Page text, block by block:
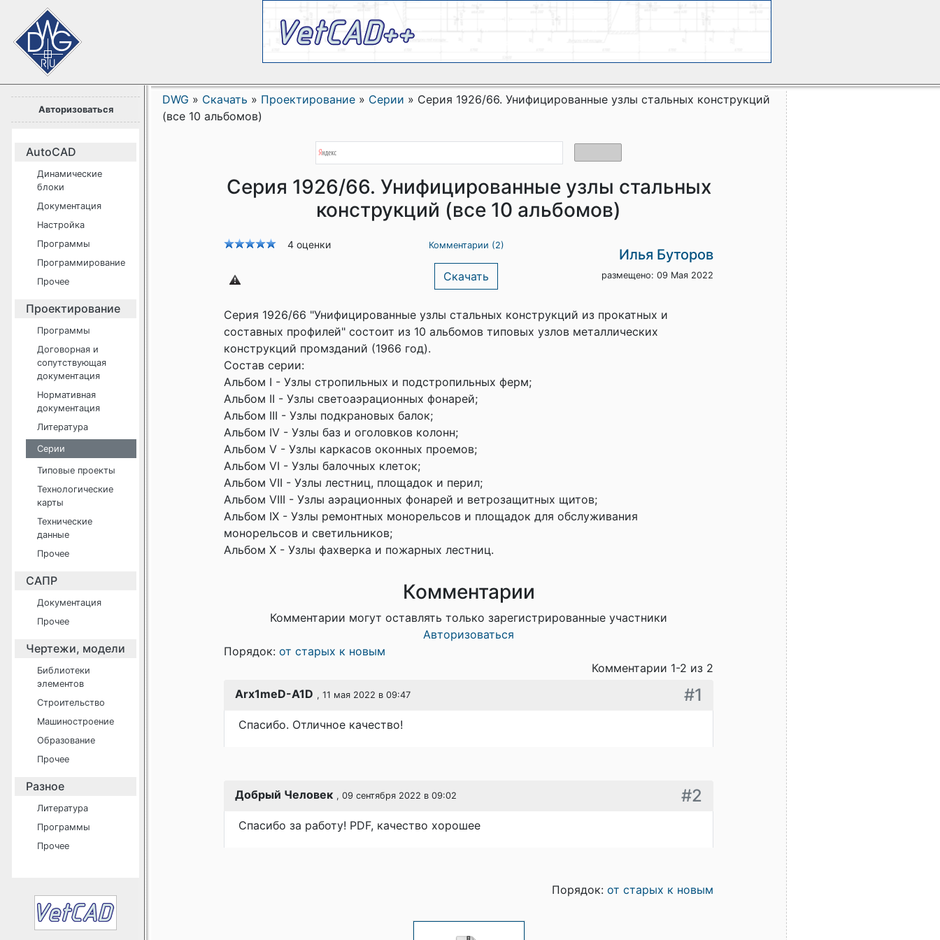
Авторизоваться
AutoCAD
Динамические
блоки
Документация
Настройка
Программы
Программирование
Прочее
Проектирование
Программы
Договорная и
сопутствующая
документация
Нормативная
документация
Литература
Серии
Типовые проекты
Технологические
карты
Технические
данные
Прочее
САПР
Документация
Прочее
Чертежи, модели
Библиотеки
элементов
Строительство
Машиностроение
Образование
Прочее
Разное
Литература
Программы
Прочее
DWG » Скачать » Проектирование » Серии » Серия 1926/66. Унифицированные узлы стальных конструкций
(все 10 альбомов)
Серия 1926/66. Унифицированные узлы стальных
конструкций (все 10 альбомов)
4 оценки Комментарии (2)
Скачать
Илья Буторов
размещено: 09 Мая 2022
Серия 1926/66 "Унифицированные узлы стальных конструкций из прокатных и
составных профилей" состоит из 10 альбомов типовых узлов металлических
конструкций промзданий (1966 год).
Состав серии:
Альбом I - Узлы стропильных и подстропильных ферм;
Альбом II - Узлы светоаэрационных фонарей;
Альбом III - Узлы подкрановых балок;
Альбом IV - Узлы баз и оголовков колонн;
Альбом V - Узлы каркасов оконных проемов;
Альбом VI - Узлы балочных клеток;
Альбом VII - Узлы лестниц, площадок и перил;
Альбом VIII - Узлы аэрационных фонарей и ветрозащитных щитов;
Альбом IX - Узлы ремонтных монорельсов и площадок для обслуживания
монорельсов и светильников;
Альбом X - Узлы фахверка и пожарных лестниц.
Комментарии
Комментарии могут оставлять только зарегистрированные участники
Авторизоваться
Порядок: от старых к новым
Комментарии 1-2 из 2
Arx1meD-A1D , 11 мая 2022 в 09:47 #1
Спасибо. Отличное качество!
Добрый Человек , 09 сентября 2022 в 09:02 #2
Спасибо за работу! PDF, качество хорошее
Порядок: от старых к новым